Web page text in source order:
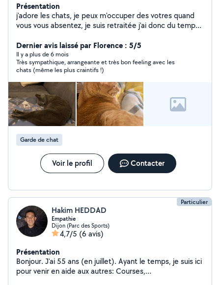
Présentation
j'adore les chats, je peux m'occuper des votres quand
vous vous absentez, je suis retraitée j'ai donc du temps
Dernier avis laissé par Florence : 5/5
Il y a plus de 6 mois
Très sympathique, arrangeante et très bon feeling avec les
chats (même les plus craintifs !)
Garde de chat
Voir le profil Contacter
Particulier
Hakim HEDDAD
Empathie
Dijon (Parc des Sports)
4,7/5 (6 avis)
Présentation
Bonjour. J'ai 55 ans (en juillet). Ayant le temps, je suis ici
pour venir en aide aux autres: Courses,